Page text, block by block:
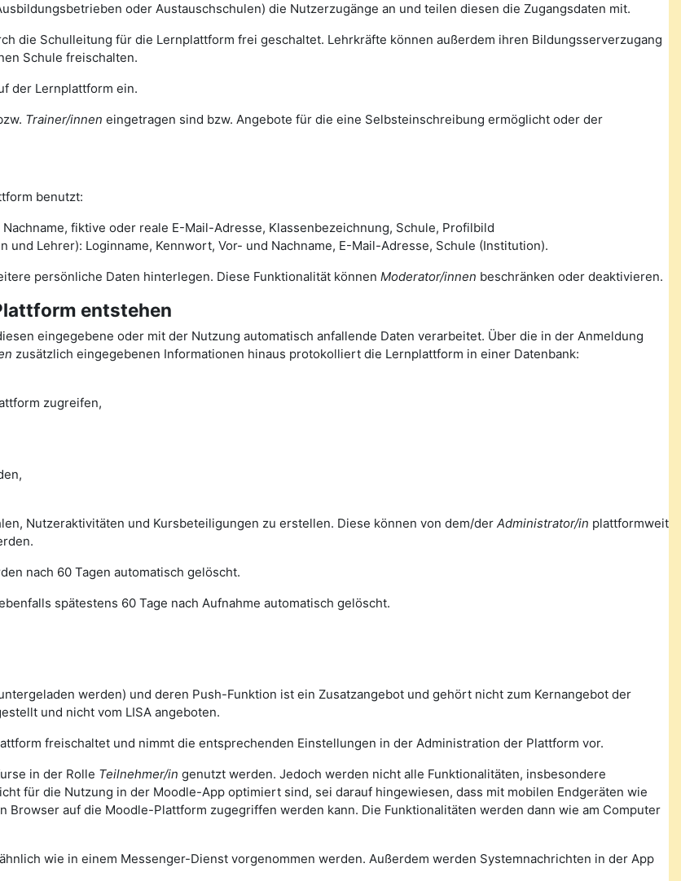
oder Austauschschulen) die Nutzerzugänge an und teilen diesen die Zugangsdaten mit.
die Schulleitung für die Lernplattform frei geschaltet. Lehrkräfte können außerdem ihren Bildungsserverzugang
Schule freischalten.
der Lernplattform ein.
Trainer/innen eingetragen sind bzw. Angebote für die eine Selbsteinschreibung ermöglicht oder der
benutzt:
fiktive oder reale E-Mail-Adresse, Klassenbezeichnung, Schule, Profilbild
Lehrer): Loginname, Kennwort, Vor- und Nachname, E-Mail-Adresse, Schule (Institution).
persönliche Daten hinterlegen. Diese Funktionalität können Moderator/innen beschränken oder deaktivieren.
entstehen
eingegebene oder mit der Nutzung automatisch anfallende Daten verarbeitet. Über die in der Anmeldung
zusätzlich eingegebenen Informationen hinaus protokolliert die Lernplattform in einer Datenbank:
zugreifen,
Nutzeraktivitäten und Kursbeteiligungen zu erstellen. Diese können von dem/der Administrator/in plattformweit
nach 60 Tagen automatisch gelöscht.
spätestens 60 Tage nach Aufnahme automatisch gelöscht.
werden) und deren Push-Funktion ist ein Zusatzangebot und gehört nicht zum Kernangebot der
und nicht vom LISA angeboten.
freischaltet und nimmt die entsprechenden Einstellungen in der Administration der Plattform vor.
in der Rolle Teilnehmer/in genutzt werden. Jedoch werden nicht alle Funktionalitäten, insbesondere
für die Nutzung in der Moodle-App optimiert sind, sei darauf hingewiesen, dass mit mobilen Endgeräten wie
auf die Moodle-Plattform zugegriffen werden kann. Die Funktionalitäten werden dann wie am Computer
wie in einem Messenger-Dienst vorgenommen werden. Außerdem werden Systemnachrichten in der App